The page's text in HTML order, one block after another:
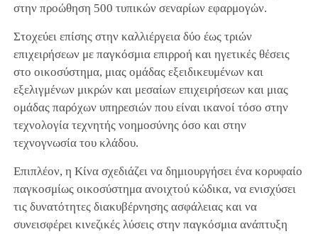
στην προώθηση 500 τυπικών σεναρίων εφαρμογών.
Στοχεύει επίσης στην καλλιέργεια δύο έως τριών
επιχειρήσεων με παγκόσμια επιρροή και ηγετικές θέσεις
στο οικοσύστημα, μιας ομάδας εξειδικευμένων και
εξελιγμένων μικρών και μεσαίων επιχειρήσεων και μιας
ομάδας παρόχων υπηρεσιών που είναι ικανοί τόσο στην
τεχνολογία τεχνητής νοημοσύνης όσο και στην
τεχνογνωσία του κλάδου.
Επιπλέον, η Κίνα σχεδιάζει να δημιουργήσει ένα κορυφαίο
παγκοσμίως οικοσύστημα ανοιχτού κώδικα, να ενισχύσει
τις δυνατότητες διακυβέρνησης ασφάλειας και να
συνεισφέρει κινεζικές λύσεις στην παγκόσμια ανάπτυξη